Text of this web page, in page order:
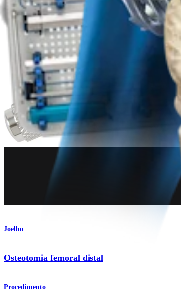
Artroplastia do ombro
Sistema total de ombro Eclipse™
Produto
Joelho
Osteotomia femoral distal
Procedimento